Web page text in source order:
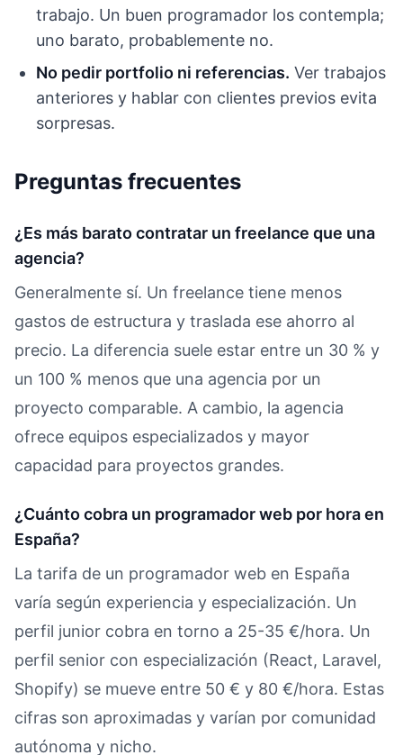
trabajo. Un buen programador los contempla;
uno barato, probablemente no.
No pedir portfolio ni referencias. Ver trabajos
anteriores y hablar con clientes previos evita
sorpresas.
Preguntas frecuentes
¿Es más barato contratar un freelance que una
agencia?
Generalmente sí. Un freelance tiene menos
gastos de estructura y traslada ese ahorro al
precio. La diferencia suele estar entre un 30 % y
un 100 % menos que una agencia por un
proyecto comparable. A cambio, la agencia
ofrece equipos especializados y mayor
capacidad para proyectos grandes.
¿Cuánto cobra un programador web por hora en
España?
La tarifa de un programador web en España
varía según experiencia y especialización. Un
perfil junior cobra en torno a 25-35 €/hora. Un
perfil senior con especialización (React, Laravel,
Shopify) se mueve entre 50 € y 80 €/hora. Estas
cifras son aproximadas y varían por comunidad
autónoma y nicho.